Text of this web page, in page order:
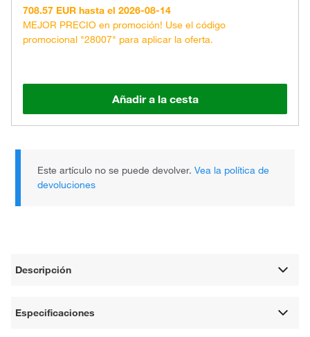
708.57 EUR hasta el 2026-08-14
MEJOR PRECIO en promoción! Use el código
promocional "28007" para aplicar la oferta.
Añadir a la cesta
Este artículo no se puede devolver.Vea la política de
devoluciones
Descripción
Especificaciones